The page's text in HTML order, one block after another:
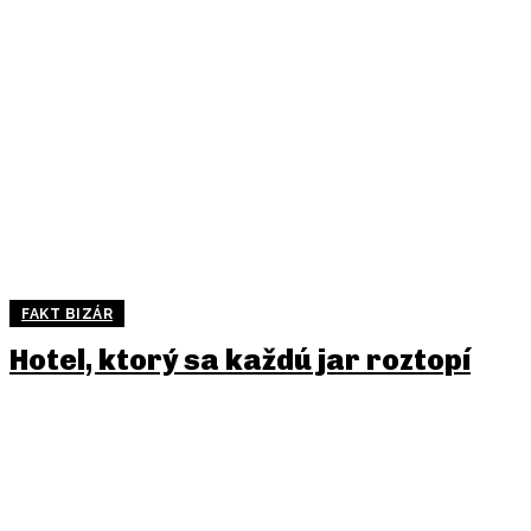
FAKT BIZÁR
Hotel, ktorý sa každú jar roztopí